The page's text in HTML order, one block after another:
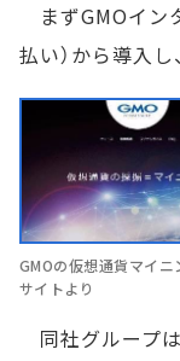
まずGMOイン
払い）から導入
GMOの仮想通貨マイニ
サイトより
同社グループ